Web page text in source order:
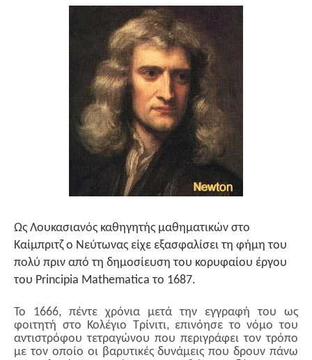
Ως Λουκασιανός καθηγητής μαθηματικών στο
Καίμπριτζ ο Νεύτωνας είχε εξασφαλίσει τη φήμη του
πολύ πριν από τη δημοσίευση του κορυφαίου έργου
του Principia Mathematica το 1687.
Το 1666, πέντε χρόνια μετά την εγγραφή του ως
φοιτητή στο Κολέγιο Τρίνιτι, επινόησε το νόμο του
αντιστρόφου τετραγώνου που περιγράφει τον τρόπο
με τον οποίο οι βαρυτικές δυνάμεις που δρουν πάνω